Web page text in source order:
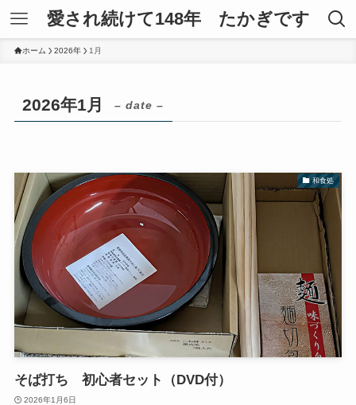
愛され続けて148年 たかぎです
ホーム 2026年 1月
2026年1月 – date –
和食処
そば打ち 初心者セット（DVD付）
2026年1月6日